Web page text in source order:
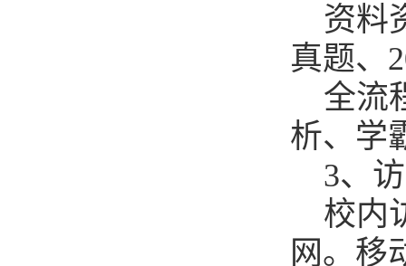
资料
真题、
全流
析、学
3、
校内
网。移